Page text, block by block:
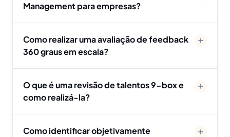
Management para empresas?
Como realizar uma avaliação de feedback
360 graus em escala?
O que é uma revisão de talentos 9-box e
como realizá-la?
Como identificar objetivamente